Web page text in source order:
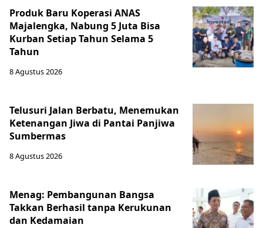
Produk Baru Koperasi ANAS
Majalengka, Nabung 5 Juta Bisa
Kurban Setiap Tahun Selama 5
Tahun
8 Agustus 2026
Telusuri Jalan Berbatu, Menemukan
Ketenangan Jiwa di Pantai Panjiwa
Sumbermas
8 Agustus 2026
Menag: Pembangunan Bangsa
Takkan Berhasil tanpa Kerukunan
dan Kedamaian